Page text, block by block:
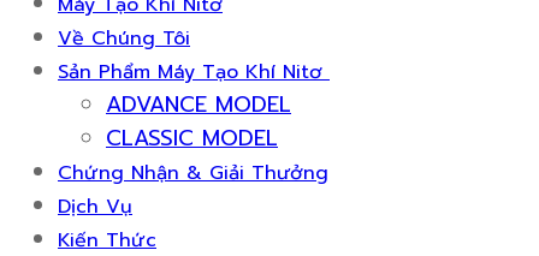
Về Chúng Tôi
Sản Phẩm Máy Tạo Khí Nitơ
ADVANCE MODEL
CLASSIC MODEL
Chứng Nhận & Giải Thưởng
Dịch Vụ
Kiến Thức